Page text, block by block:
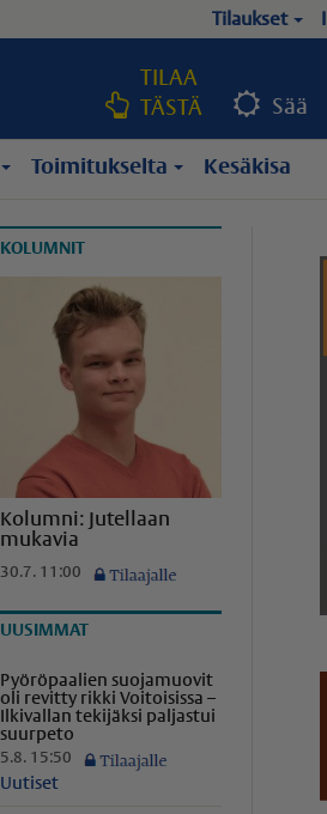
Tilaukset
TILAA
TÄSTÄ
Sää
Toimitukselta Kesäkisa
KOLUMNIT
Kolumni: Jutellaan
mukavia
30.7. 11:00
UUSIMMAT
Pyöröpaalien suojamuovit
oli revitty rikki Voitoisissa –
Ilkivallan tekijäksi paljastui
suurpeto
5.8. 15:50
Uutiset